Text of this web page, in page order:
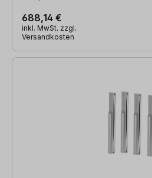
688,14 €
inkl. MwSt. zzgl.
Versandkosten